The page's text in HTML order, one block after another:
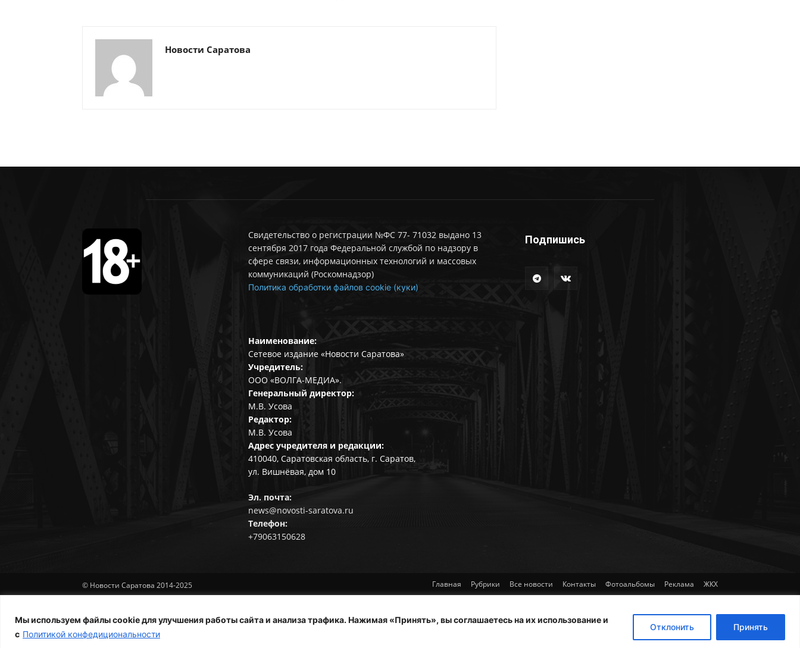
Мы используем файлы cookie для улучшения работы сайта и анализа трафика. Нажимая «Принять», вы соглашаетесь на их использование и
с Политикой конфедициональности
Отклонить Принять
Новости Саратова
Свидетельство о регистрации №ФС 77- 71032 выдано 13
сентября 2017 года Федеральной службой по надзору в
сфере связи, информационных технологий и массовых
коммуникаций (Роскомнадзор)
Политика обработки файлов cookie (куки)
Наименование:
Сетевое издание «Новости Саратова»
Учредитель:
ООО «ВОЛГА-МЕДИА».
Генеральный директор:
М.В. Усова
Редактор:
М.В. Усова
Адрес учредителя и редакции:
410040, Саратовская область, г. Саратов,
ул. Вишнёвая, дом 10
Эл. почта:
news@novosti-saratova.ru
Телефон:
+79063150628
Подпишись
© Новости Саратова 2014-2025 Главная Рубрики Все новости Контакты Фотоальбомы Реклама ЖКХ